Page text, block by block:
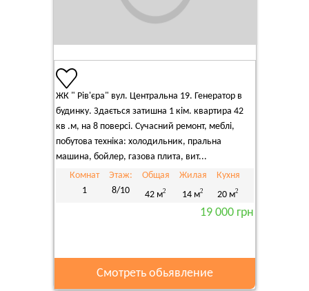
ЖК " Рів'єра" вул. Центральна 19. Генератор в
будинку. Здається затишна 1 кім. квартира 42
кв .м, на 8 поверсі. Сучасний ремонт, меблі,
побутова техніка: холодильник, пральна
машина, бойлер, газова плита, вит...
Комнат
1
Этаж:
8/10
Общая
42 м2
Жилая
14 м2
Кухня
20 м2
19 000 грн
Смотреть обьявление